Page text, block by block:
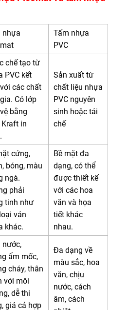
nhựa
Tấm nhựa
PVC
chế tạo từ
PVC kết
các chất
Có lớp
bằng
in
Sản xuất từ
chất liệu nhựa
PVC nguyên
sinh hoặc tái
chế
cứng,
bóng, màu
ngà.
phải
tinh như
ván
khác.
Bề mặt đa
dạng, có thể
được thiết kế
với các hoa
văn và họa
tiết khác
nhau.
nước,
ẩm mốc,
cháy, thân
với môi
dễ thi
giá cả hợp
Đa dạng về
màu sắc, hoa
văn, chịu
nước, cách
âm, cách